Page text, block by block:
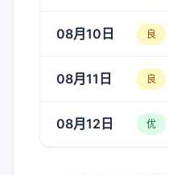
08月10日 良
08月11日 良
08月12日 优